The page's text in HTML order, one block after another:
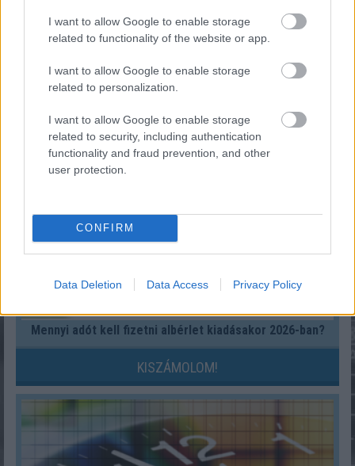
I want to allow Google to enable storage
related to functionality of the website or app.
I want to allow Google to enable storage
related to personalization.
I want to allow Google to enable storage
related to security, including authentication
functionality and fraud prevention, and other
user protection.
CONFIRM
Data Deletion Data Access Privacy Policy
Melyik állatövi jegyben születtél a kínai horoszkóp
szerint?
KISZÁMOLOM!
Mennyi adót kell fizetni albérlet kiadásakor 2026-ban?
KISZÁMOLOM!